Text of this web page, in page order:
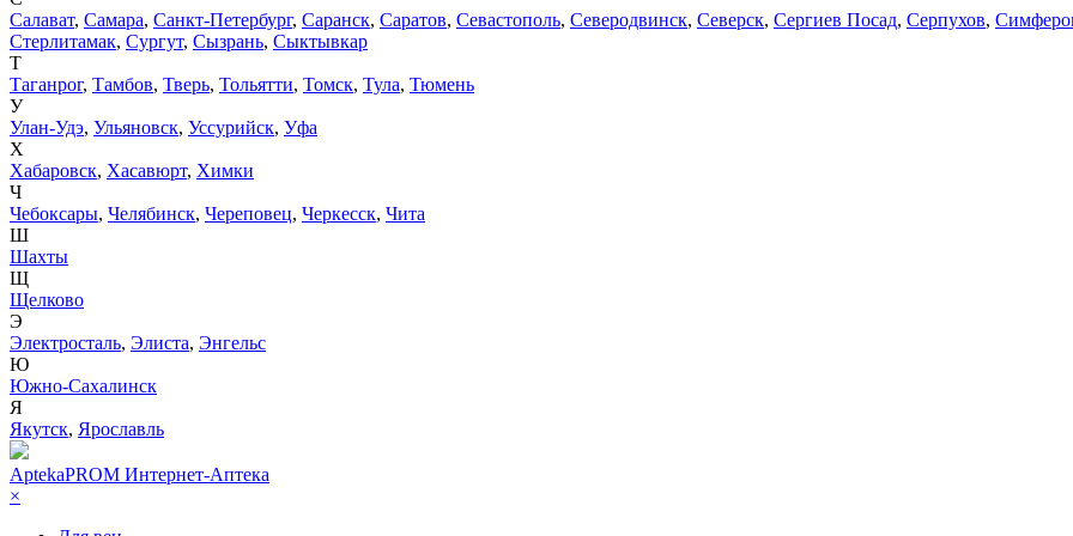
Салават, Самара, Санкт-Петербург, Саранск, Саратов, Севастополь, Северодвинск, Северск, Сергиев Посад, Серпухов,
Стерлитамак, Сургут, Сызрань, Сыктывкар
Т
Таганрог, Тамбов, Тверь, Тольятти, Томск, Тула, Тюмень
У
Улан-Удэ, Ульяновск, Уссурийск, Уфа
Х
Хабаровск, Хасавюрт, Химки
Ч
Чебоксары, Челябинск, Череповец, Черкесск, Чита
Ш
Шахты
Щ
Щелково
Э
Электросталь, Элиста, Энгельс
Ю
Южно-Сахалинск
Я
Якутск, Ярославль
AptekaPROM Интернет-Аптека
×